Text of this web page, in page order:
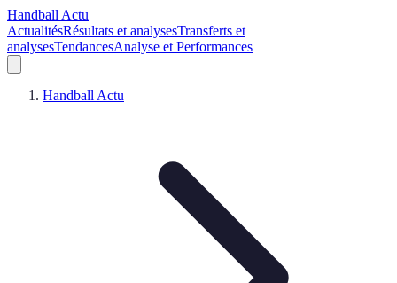
Handball Actu
ActualitésRésultats et analysesTransferts et
analysesTendancesAnalyse et Performances
Handball Actu